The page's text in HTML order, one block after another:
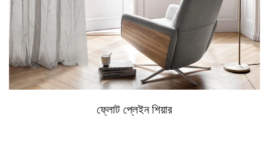
ফ্লোট প্লেইন শিয়ার